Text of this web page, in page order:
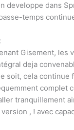
developpe dans
temps
Gisement,
deja
soit, cela
complet
tranquillement
, ! avec